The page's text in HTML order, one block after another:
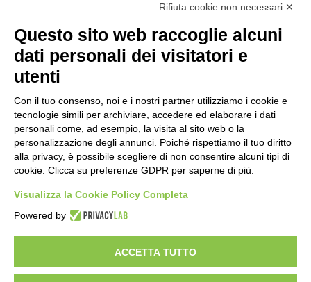
denaro e una grande fetta di vita alla ricerca di soluzioni
Scopri StartUP News
Chi siamo
Sei un founder?
Sei un investitore?
Comunicazione
Facebook
X LinkedIn
Facebook
Tube
© Copyright 2026, All Rights Reserved | Any form of reproduction
Rifiuta cookie non necessari ✕
Questo sito web raccoglie alcuni
dati personali dei visitatori e
utenti
Con il tuo consenso, noi e i nostri partner utilizziamo i cookie e
tecnologie simili per archiviare, accedere ed elaborare i dati
personali come, ad esempio, la visita al sito web o la
personalizzazione degli annunci. Poiché rispettiamo il tuo diritto
alla privacy, è possibile scegliere di non consentire alcuni tipi di
cookie. Clicca su preferenze GDPR per saperne di più.
Visualizza la Cookie Policy Completa
Powered by
ACCETTA TUTTO